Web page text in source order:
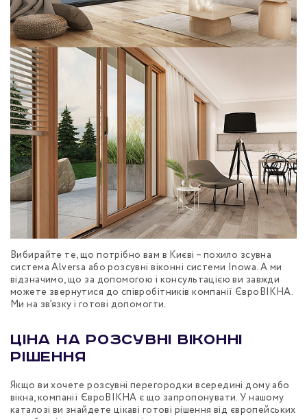
Вибирайте те, що потрібно вам в Києві – похило зсувна
система Alversa або розсувні віконні системи Inowa. А ми
відзначимо, що за допомогою і консультацією ви завжди
можете звернутися до співробітників компанії ЄвроВІКНА.
Ми на зв’язку і готові допомогти.
Ціна на розсувні віконні
рішення
Якщо ви хочете розсувні перегородки всередині дому або
вікна, компанії ЄвроВІКНА є що запропонувати. У нашому
каталозі ви знайдете цікаві готові рішення від європейських